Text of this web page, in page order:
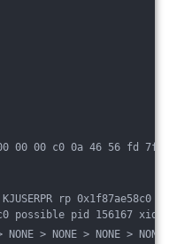
00 00 c0 0a 46 56 fd 7f
KJUSERPR rp
possible pid 156167 xid
NONE > NONE > NONE > NONE